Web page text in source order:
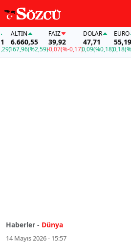
ALTIN
6.660,55
167,96(%2,59)
FAİZ
39,92
-0,07(%-0,17)
DOLAR
47,71
0,09(%0,18)
EURO
55,19
0,18
Haberler - Dünya
14 Mayıs 2026 - 15:57